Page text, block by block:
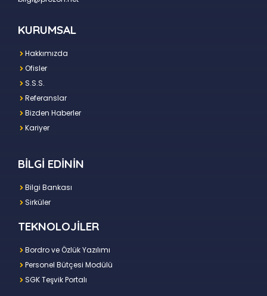
KURUMSAL
Hakkımızda
Ofisler
S.S.S.
Referanslar
Bizden Haberler
Kariyer
BİLGİ EDİNİN
Bilgi Bankası
Sirküler
TEKNOLOJİLER
Bordro ve Özlük Yazılımı
Personel Bütçesi Modülü
SGK Teşvik Portalı